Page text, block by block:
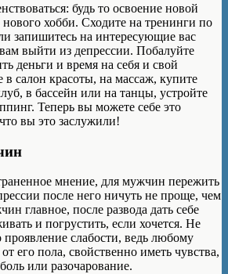
будь то освоение новой
хобби. Сходите на тренинги по
запишитесь на интересующие вас
выйти из депрессии. Побалуйте
деньги и время на себя и свой
салон красоты, на массаж, купите
в бассейн или на танцы, устройте
Теперь вы можете себе это
вы это заслужили!
мнение, для мужчин пережить
после него ничуть не проще, чем
главное, после развода дать себе
и погрустить, если хочется. Не
проявление слабости, ведь любому
его пола, свойственно иметь чувства,
или разочарование.